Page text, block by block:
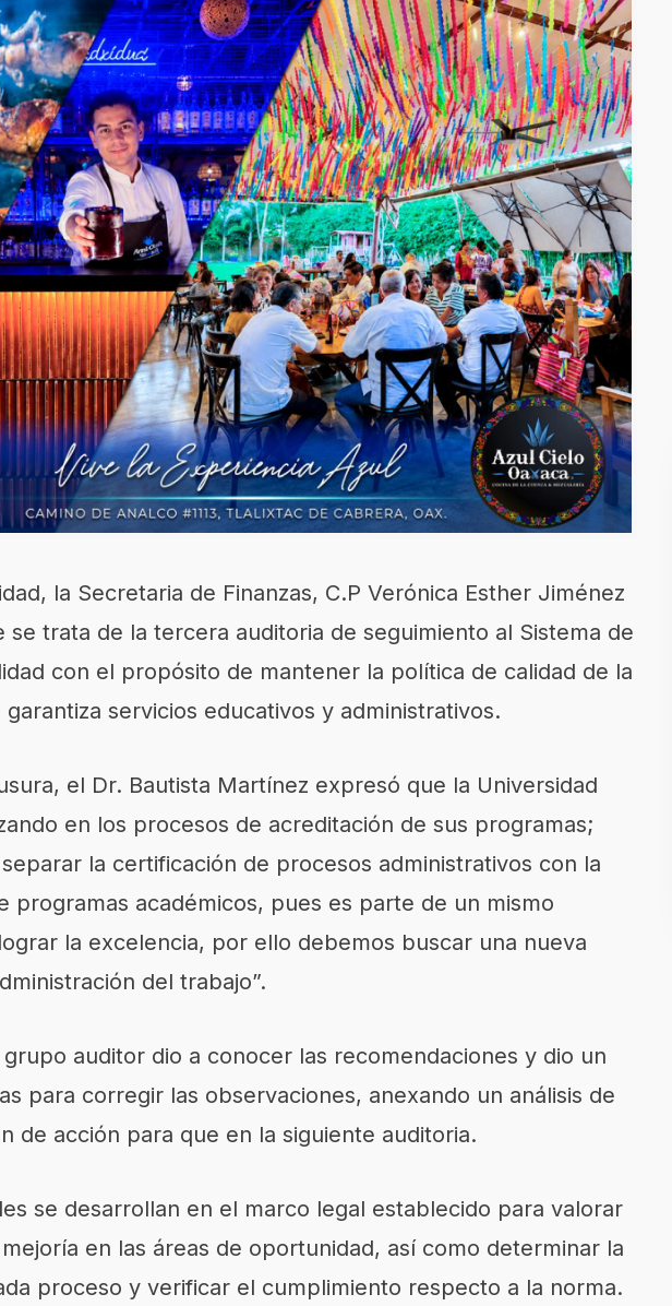
la Secretaria de Finanzas, C.P Verónica Esther Jiménez
se trata de la tercera auditoria de seguimiento al Sistema de
con el propósito de mantener la política de calidad de la
servicios educativos y administrativos.
el Dr. Bautista Martínez expresó que la Universidad
en los procesos de acreditación de sus programas;
la certificación de procesos administrativos con la
programas académicos, pues es parte de un mismo
la excelencia, por ello debemos buscar una nueva
del trabajo”.
auditor dio a conocer las recomendaciones y dio un
para corregir las observaciones, anexando un análisis de
de acción para que en la siguiente auditoria.
se desarrollan en el marco legal establecido para valorar
en las áreas de oportunidad, así como determinar la
proceso y verificar el cumplimiento respecto a la norma.